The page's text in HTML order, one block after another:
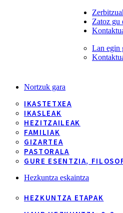
Zatoz gu
Lan egin
Nortzuk gara
IKASTETXEA
IKASLEAK
HEZITZAILEAK
FAMILIAK
GIZARTEA
PASTORALA
GURE ESENTZIA,
Hezkuntza eskaintza
HEZKUNTZA ETAPAK